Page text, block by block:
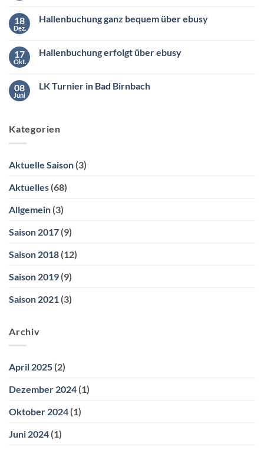
den
26.04.2025
Wintermeister
18
Dez.
Hallenbuchung ganz bequem über ebusy
Hallenbuchung
ebusy
17
Okt.
Hallenbuchung erfolgt über ebusy
Hallenbuchung
08
Juni
LK Turnier in Bad Birnbach
Turnier
Kategorien
Aktuelle Saison (3)
Aktuelles (68)
Allgemein (3)
Saison 2017 (9)
Saison 2018 (12)
Saison 2019 (9)
Saison 2021 (3)
Archiv
April 2025 (2)
Dezember 2024 (1)
Oktober 2024 (1)
Juni 2024 (1)